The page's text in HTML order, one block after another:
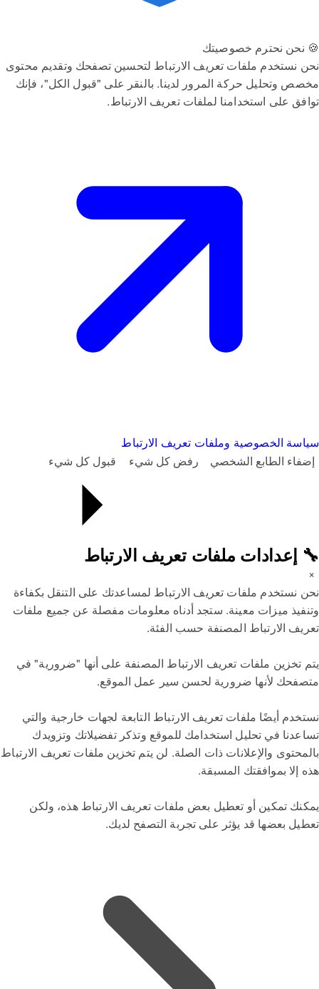
🍪 نحن نحترم خصوصيتك
نحن نستخدم ملفات تعريف الارتباط لتحسين تصفحك وتقديم محتوى
مخصص وتحليل حركة المرور لدينا. بالنقر على "قبول الكل"، فإنك
توافق على استخدامنا لملفات تعريف الارتباط.
سياسة الخصوصية وملفات تعريف الارتباط
إضفاء الطابع الشخصي
رفض كل شيء قبول كل شيء
🔧 إعدادات ملفات تعريف الارتباط
×
نحن نستخدم ملفات تعريف الارتباط لمساعدتك على التنقل بكفاءة
وتنفيذ ميزات معينة. ستجد أدناه معلومات مفصلة عن جميع ملفات
تعريف الارتباط المصنفة حسب الفئة.
يتم تخزين ملفات تعريف الارتباط المصنفة على أنها "ضرورية" في
متصفحك لأنها ضرورية لحسن سير عمل الموقع.
نستخدم أيضًا ملفات تعريف الارتباط التابعة لجهات خارجية والتي
تساعدنا في تحليل استخدامك للموقع وتذكر تفضيلاتك وتزويدك
بالمحتوى والإعلانات ذات الصلة. لن يتم تخزين ملفات تعريف الارتباط
هذه إلا بموافقتك المسبقة.
يمكنك تمكين أو تعطيل بعض ملفات تعريف الارتباط هذه، ولكن
تعطيل بعضها قد يؤثر على تجربة التصفح لديك.